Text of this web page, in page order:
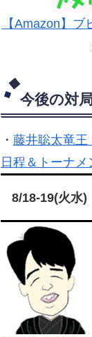
【Amazon】
今後の対
・ 藤井聡太竜王
日程＆トーナメ
8/18-19(火水)